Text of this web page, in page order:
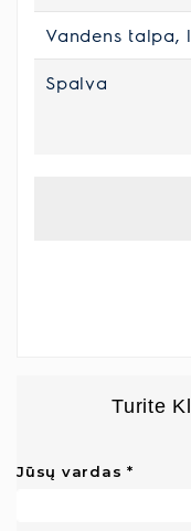
Vandens talpa, l
Spalva
Turite
Jūsų vardas